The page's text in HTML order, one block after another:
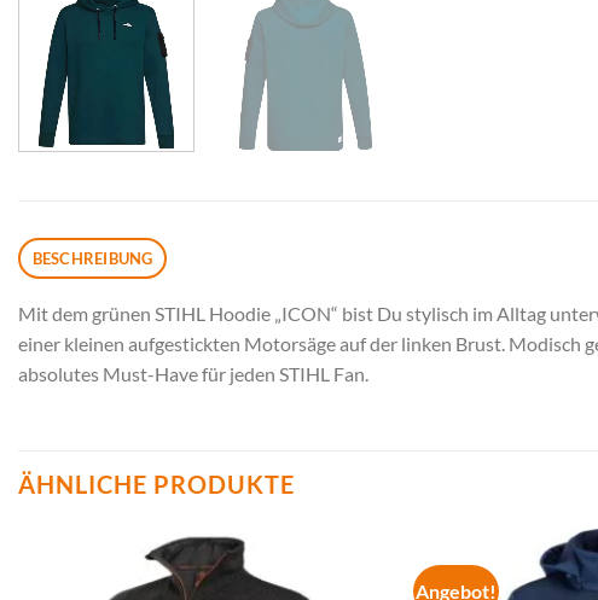
BESCHREIBUNG
Mit dem grünen STIHL Hoodie „ICON“ bist Du stylisch im Alltag
einer kleinen aufgestickten Motorsäge auf der linken Brust. Modisch
absolutes Must-Have für jeden STIHL Fan.
ÄHNLICHE PRODUKTE
Angebot!